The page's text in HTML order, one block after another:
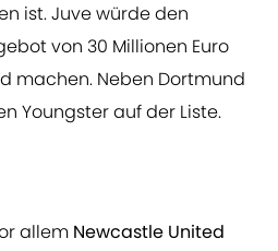
ist. Juve würde den
von 30 Millionen Euro
machen. Neben Dortmund
Youngster auf der Liste.
allem Newcastle United